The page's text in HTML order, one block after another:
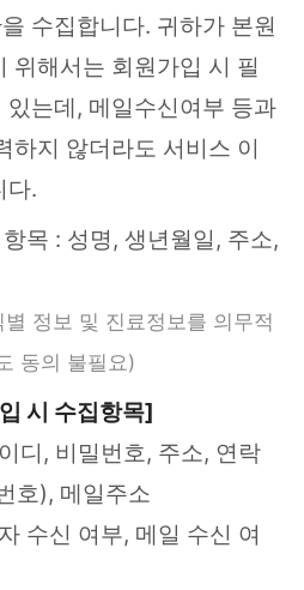
수집합니다. 귀하가 본원
위해서는 회원가입 시 필
는데, 메일수신여부 등과
하지 않더라도 서비스 이
다.
목 : 성명, 생년월일, 주소,
정보 및 진료정보를 의무적
동의 불필요)
시 수집항목]
디, 비밀번호, 주소, 연락
호), 메일주소
수신 여부, 메일 수신 여